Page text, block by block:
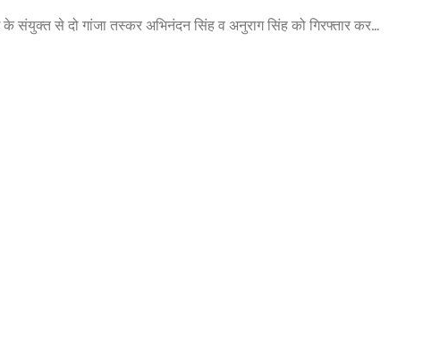
संयुक्त से दो गांजा तस्कर अभिनंदन सिंह व अनुराग सिंह को गिरफ्तार कर…